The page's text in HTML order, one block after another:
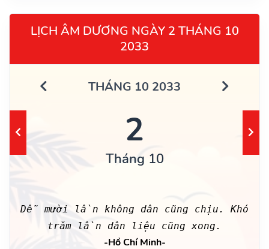
LỊCH ÂM DƯƠNG NGÀY 2 THÁNG 10
2033
THÁNG 10 2033
2
Tháng 10
Dễ mười lần không dân cũng chịu. Khó
trăm lần dân liệu cũng xong.
-Hồ Chí Minh-